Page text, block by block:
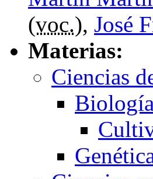
(voc.), José
Materias:
Ciencias